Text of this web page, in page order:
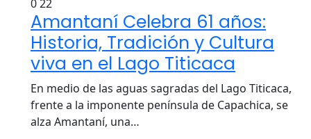
022
Amantaní Celebra 61 años:
Historia, Tradición y Cultura
viva en el Lago Titicaca
En medio de las aguas sagradas del Lago Titicaca,
frente a la imponente península de Capachica, se
alza Amantaní, una…